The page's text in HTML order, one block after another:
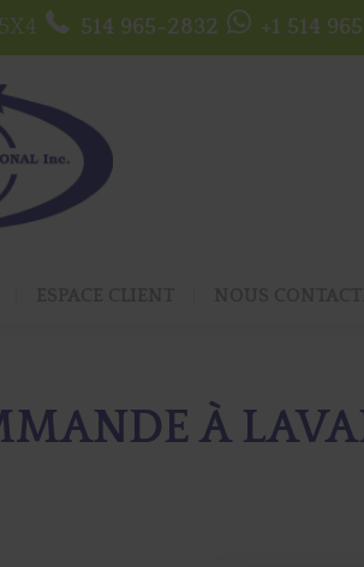
514 965-2832 +1 514
À